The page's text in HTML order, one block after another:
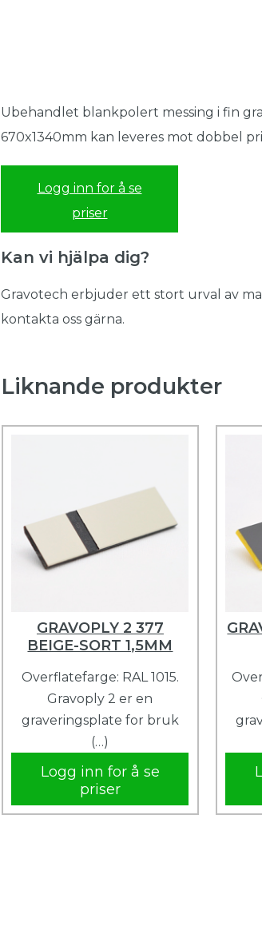
Ubehandlet blankpolert messing i fin
670x1340mm kan leveres mot dobbel
Logg inn for å se
priser
Kan vi hjälpa dig?
Gravotech erbjuder ett stort urval av
kontakta oss gärna.
Liknande produkter
GRAVOPLY 2 377
BEIGE-SORT 1,5MM
Overflatefarge: RAL 1015.
Gravoply 2 er en
graveringsplate for bruk
(…)
Logg inn for å se
priser